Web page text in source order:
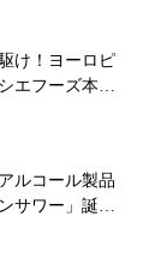
け！ヨーロピ
エフーズ本社
ルコール製品
サワー」誕
てみた